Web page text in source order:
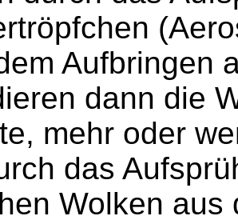
Aufbringen
dann die
mehr oder
das
Wolken aus